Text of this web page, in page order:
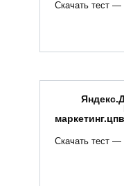
Скачать тест —
Скачать тест —